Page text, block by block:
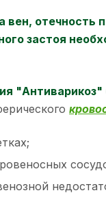
вен, отечность
застоя
"Антиварикоз"